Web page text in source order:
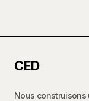
CED
Nous